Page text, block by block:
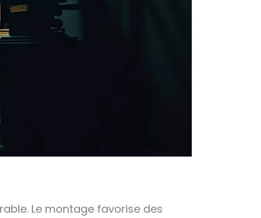
Le montage favorise des